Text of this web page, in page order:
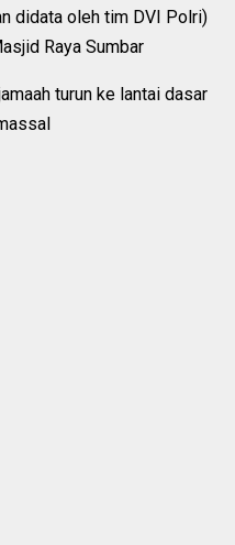
didata oleh tim DVI Polri)
Raya Sumbar
turun ke lantai dasar